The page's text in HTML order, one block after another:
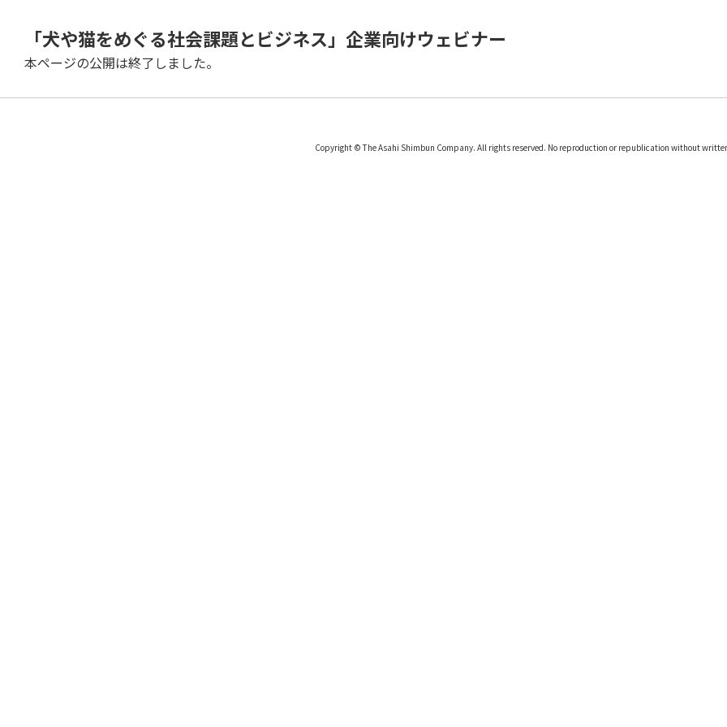
「犬や猫をめぐる社会課題とビジネス」企業向けウェビナー
本ページの公開は終了しました。
Copyright © The Asahi Shimbun Company. All rights reserved. No reproduction or republication without